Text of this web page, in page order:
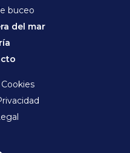
buceo
del mar